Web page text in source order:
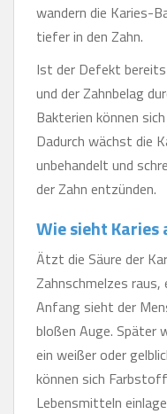
wandern die Karies-
tiefer in den Zahn.
Ist der Defekt bereits
und der Zahnbelag
Bakterien können
Dadurch wächst die
unbehandelt und
der Zahn entzünden.
Wie sieht Karies
Ätzt die Säure der
Zahnschmelzes
Anfang sieht der
bloßen Auge. Später
ein weißer oder
können sich
Lebensmitteln